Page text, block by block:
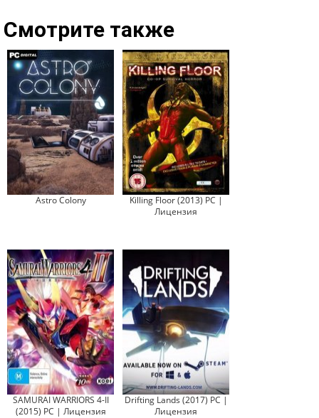
Смотрите также
Astro Colony
Killing Floor (2013) PC |
Лицензия
SAMURAI WARRIORS 4-II
(2015) PC | Лицензия
Drifting Lands (2017) PC |
Лицензия